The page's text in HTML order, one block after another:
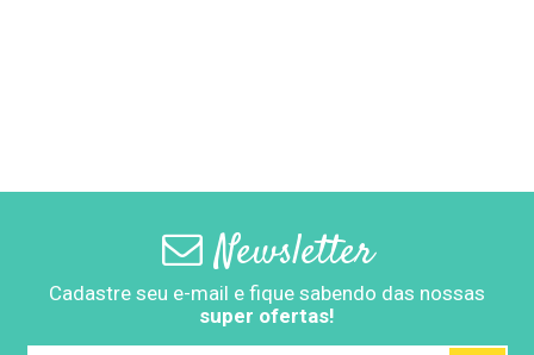
Newsletter
Cadastre seu e-mail e fique sabendo das nossas
super ofertas!